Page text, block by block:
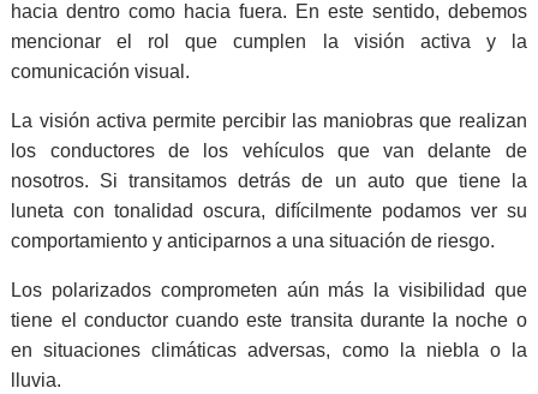
hacia dentro como hacia fuera. En este sentido, debemos
mencionar el rol que cumplen la visión activa y la
comunicación visual.
La visión activa permite percibir las maniobras que realizan
los conductores de los vehículos que van delante de
nosotros. Si transitamos detrás de un auto que tiene la
luneta con tonalidad oscura, difícilmente podamos ver su
comportamiento y anticiparnos a una situación de riesgo.
Los polarizados comprometen aún más la visibilidad que
tiene el conductor cuando este transita durante la noche o
en situaciones climáticas adversas, como la niebla o la
lluvia.